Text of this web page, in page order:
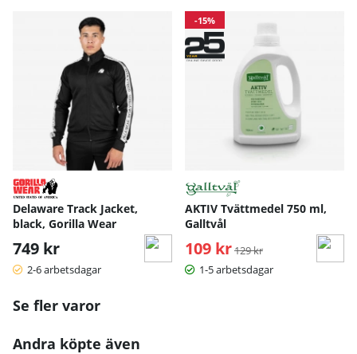
Delaware Track Jacket,
black, Gorilla Wear
749 kr
2-6 arbetsdagar
-15%
AKTIV Tvättmedel 750 ml,
Galltvål
109 kr Ordinarie pris:
129 kr
1-5 arbetsdagar
Se fler varor
Andra köpte även